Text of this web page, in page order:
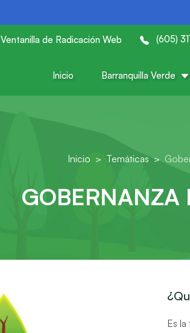
Ventanilla de Radicación Web (605)
Inicio Barranquilla Verde
Inicio Temáticas
GOBERNANZA
Es